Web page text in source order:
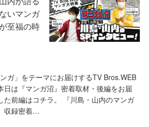
いマンガ
至福の時
ガ」をテーマにお届けするTV Bros.WEB
日は『マンガ沼』密着取材・後編をお届
前編はコチラ。 『川島・山内のマンガ
収録密着…